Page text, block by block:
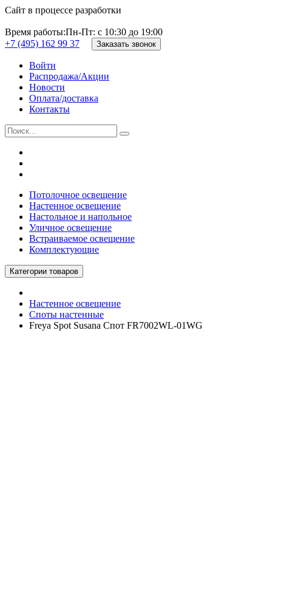
Сайт в процессе разработки
Время работы:Пн-Пт: с 10:30 до 19:00
+7 (495) 162 99 37
Заказать звонок
Войти
Распродажа/Акции
Новости
Оплата/доставка
Контакты
Потолочное освещение
Настенное освещение
Настольное и напольное
Уличное освещение
Встраиваемое освещение
Комплектующие
Категории товаров
Настенное освещение
Споты настенные
Freya Spot Susana Спот FR7002WL-01WG